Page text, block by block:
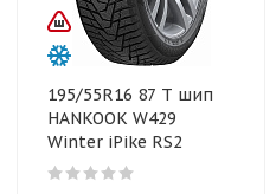
195/55R16 87 T шип
HANKOOK W429
Winter iPike RS2